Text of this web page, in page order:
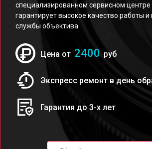
специализированном сервисном центре
гарантирует высокое качество работы
службы объектива
Цена от 2400 руб
Экспресс ремонт в день
Гарантия до 3-х лет